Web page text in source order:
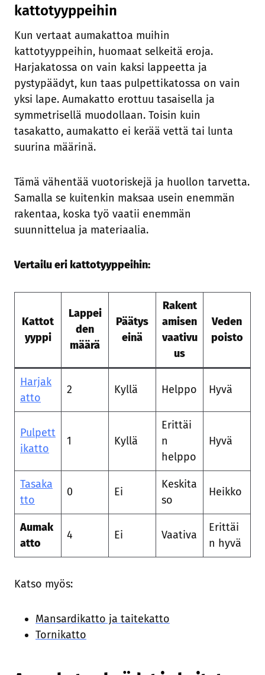
kattotyyppeihin
Kun vertaat aumakattoa muihin
kattotyyppeihin, huomaat selkeitä eroja.
Harjakatossa on vain kaksi lappeetta ja
pystypäädyt, kun taas pulpettikatossa on vain
yksi lape. Aumakatto erottuu tasaisella ja
symmetrisellä muodollaan. Toisin kuin
tasakatto, aumakatto ei kerää vettä tai lunta
suurina määrinä.
Tämä vähentää vuotoriskejä ja huollon tarvetta.
Samalla se kuitenkin maksaa usein enemmän
rakentaa, koska työ vaatii enemmän
suunnittelua ja materiaalia.
Vertailu eri kattotyyppeihin:
Kattot
yyppi
Lappei
den
määrä
Päätys
einä
Rakent
amisen
vaativu
us
Veden
poisto
Harjak
atto
2 Kyllä Helppo Hyvä
Pulpett
ikatto
1 Kyllä
Erittäi
n
helppo
Hyvä
Tasaka
tto
0 Ei
Keskita
so
Heikko
Aumak
atto
4 Ei Vaativa
Erittäi
n hyvä
Katso myös:
Mansardikatto ja taitekatto
Tornikatto